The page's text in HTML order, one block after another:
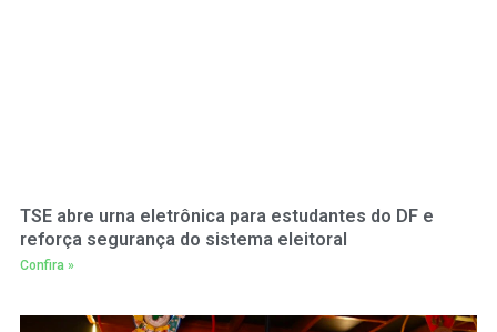
TSE abre urna eletrônica para estudantes do DF e
reforça segurança do sistema eleitoral
Confira »